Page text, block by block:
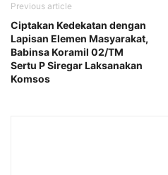
Previous article
Ciptakan Kedekatan dengan
Lapisan Elemen Masyarakat,
Babinsa Koramil 02/TM
Sertu P Siregar Laksanakan
Komsos